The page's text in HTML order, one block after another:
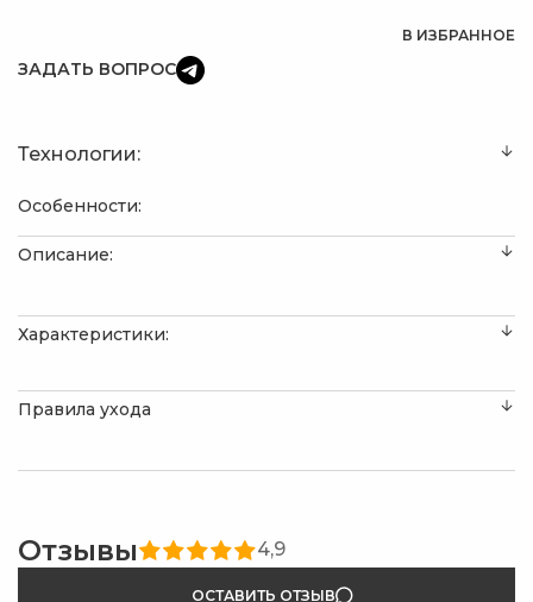
В ИЗБРАННОЕ
ЗАДАТЬ ВОПРОС
Технологии:
Особенности:
Описание:
Характеристики:
Правила ухода
Отзывы 4,9
ОСТАВИТЬ ОТЗЫВ